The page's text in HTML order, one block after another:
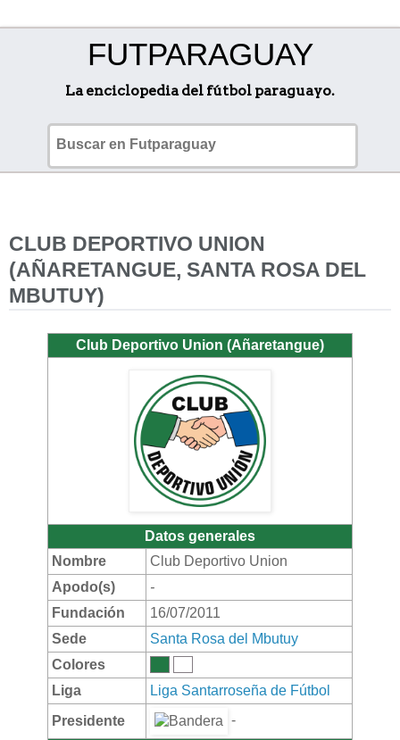
FUTPARAGUAY
La enciclopedia del fútbol paraguayo.
CLUB DEPORTIVO UNION
(AÑARETANGUE, SANTA ROSA DEL
MBUTUY)
Club Deportivo Union (Añaretangue)
Datos generales
Nombre
Club Deportivo Union
Apodo(s)
-
Fundación
16/07/2011
Sede
Santa Rosa del Mbutuy
Colores
Liga
Liga Santarroseña de Fútbol
Presidente
-